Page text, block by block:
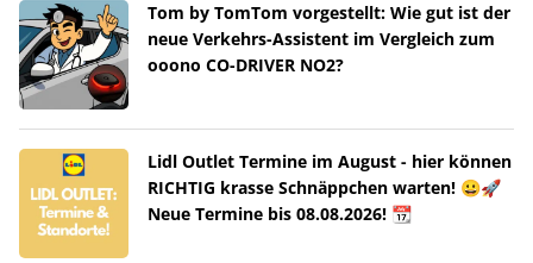
Tom by TomTom vorgestellt: Wie gut ist der
neue Verkehrs-Assistent im Vergleich zum
ooono CO-DRIVER NO2?
Lidl Outlet Termine im August - hier können
RICHTIG krasse Schnäppchen warten! 😀🚀
Neue Termine bis 08.08.2026! 📆